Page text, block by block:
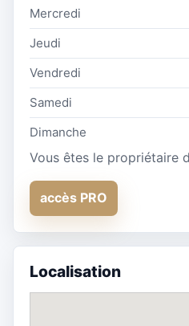
Mercredi
Jeudi
Vendredi
Samedi
Dimanche
Vous êtes le propriétaire
accès PRO
Localisation